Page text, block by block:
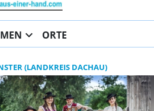
expand_more ORTE
(LANDKREIS DACHAU)